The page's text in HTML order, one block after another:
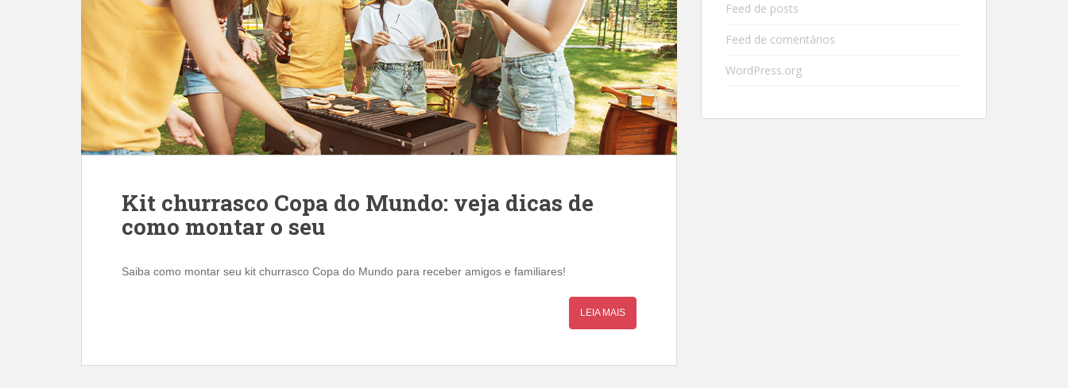
Kit churrasco Copa do Mundo: veja dicas de
como montar o seu
Saiba como montar seu kit churrasco Copa do Mundo para receber amigos e familiares!
LEIA MAIS
Feed de posts
Feed de comentários
WordPress.org